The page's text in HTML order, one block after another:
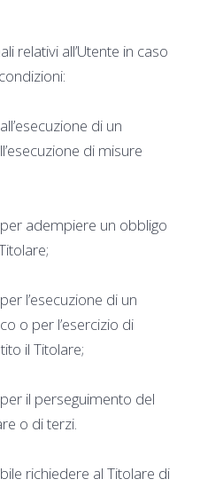
relativi all’Utente in caso
di un
di misure
adempiere un obbligo
l’esecuzione di un
o per l’esercizio di
il Titolare;
il perseguimento del
o di terzi.
richiedere al Titolare di